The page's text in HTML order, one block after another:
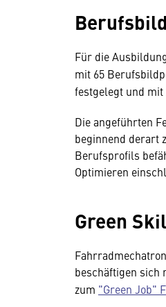
Berufsbild
Für die
mit 65
festgelegt und
Die angeführten
beginnend derart
Berufsprofils
Optimieren
Green
beschäftigen sich
zum "Green Job"